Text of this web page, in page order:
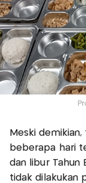
Meski
beberapa hari
dan libur Tahun
tidak dilakukan